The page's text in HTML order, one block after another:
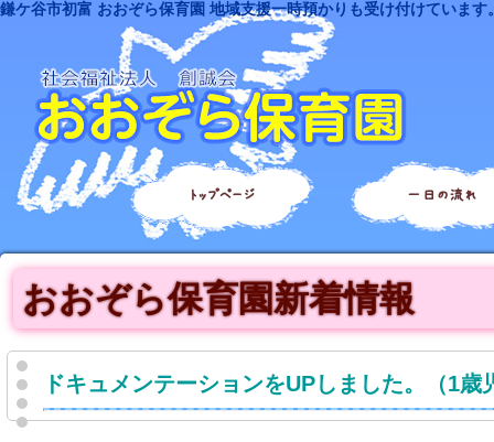
鎌ケ谷市初富 おおぞら保育園 地域支援一時預かりも受け付けています
トップページ 一日の流れ
おおぞら保育園新着情報
ドキュメンテーションをUPしました。（1